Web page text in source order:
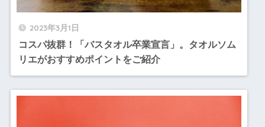
2023年3月1日
コスパ抜群！「バスタオル卒業宣言」。タオルソム
リエがおすすめポイントをご紹介